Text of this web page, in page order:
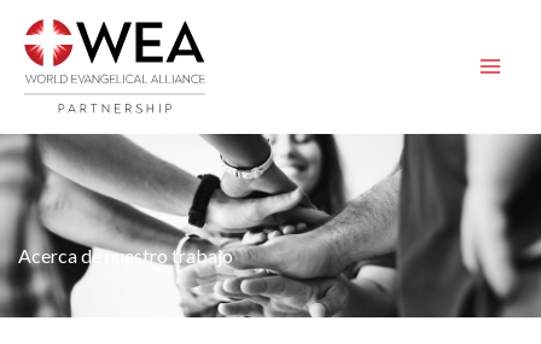
Saltar
contenido
Acerca de nuestro trabajo